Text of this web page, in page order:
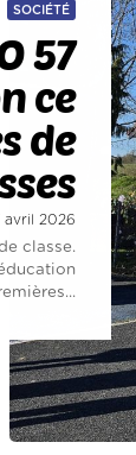
SOCIÉTÉ
57
ce
de
avril 2026
classe.